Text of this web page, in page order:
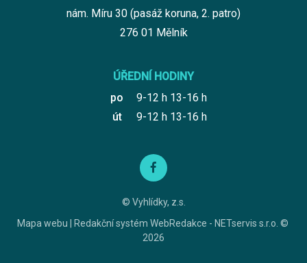
nám. Míru 30 (pasáž koruna, 2. patro)
276 01 Mělník
ÚŘEDNÍ HODINY
po
9-12 h 13-16 h
út
9-12 h 13-16 h
© Vyhlídky, z.s.
Mapa webu
Redakční systém WebRedakce - NETservis s.r.o. ©
2026